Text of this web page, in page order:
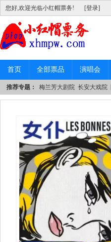
您好,欢迎光临小红帽票务! [登录]
首页 全部票品 演唱会
推荐专题： 梅兰芳大剧院 长安大戏院